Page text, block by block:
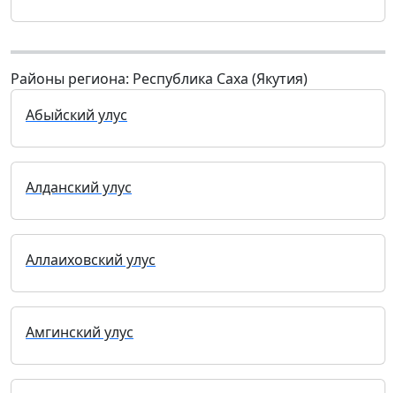
Районы региона: Республика Саха (Якутия)
Абыйский улус
Алданский улус
Аллаиховский улус
Амгинский улус